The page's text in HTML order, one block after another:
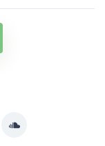
Soundcloud